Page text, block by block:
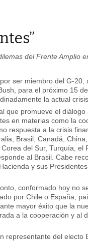
del Frente Amplio
ser miembro del G-20,
para el próximo 15
la actual
que promueve el
en materias como la
respuesta a la crisis
Brasil, Canadá,
del Sur, Turquía, el
al Brasil. Cabe
y sus
conformado hoy no
por Chile o España,
mayor éxito que la
a la cooperación y al
representante del electo